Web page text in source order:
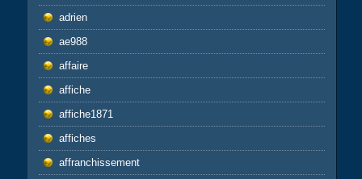
adrien
ae988
affaire
affiche
affiche1871
affiches
affranchissement